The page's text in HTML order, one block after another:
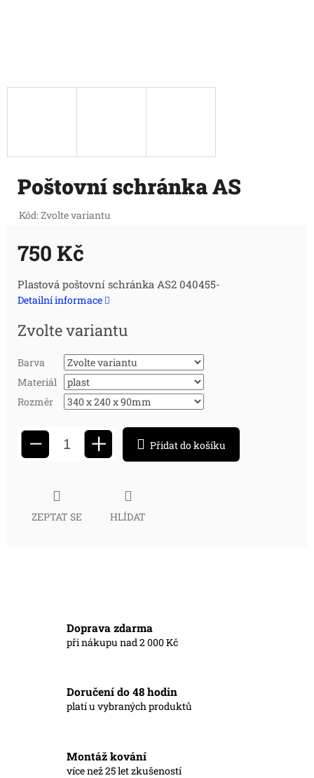
Poštovní schránka AS
Kód:Zvolte variantu
750 Kč
Měrná
cena:
Plastová poštovní schránka AS2 040455-
Detailní informace
Zvolte variantu
Barva
Materiál
Rozměr
− + Přidat do košíku
ZEPTAT SE HLÍDAT
Doprava zdarma
při nákupu nad 2 000 Kč
Doručení do 48 hodin
platí u vybraných produktů
Montáž kování
více než 25 let zkušeností